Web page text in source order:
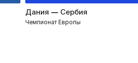
Дания — Сербия
Чемпионат Европы